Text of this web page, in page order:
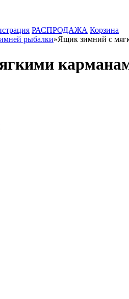
РАСПРОДАЖА Корзина
рыбалки»Ящик зимний с